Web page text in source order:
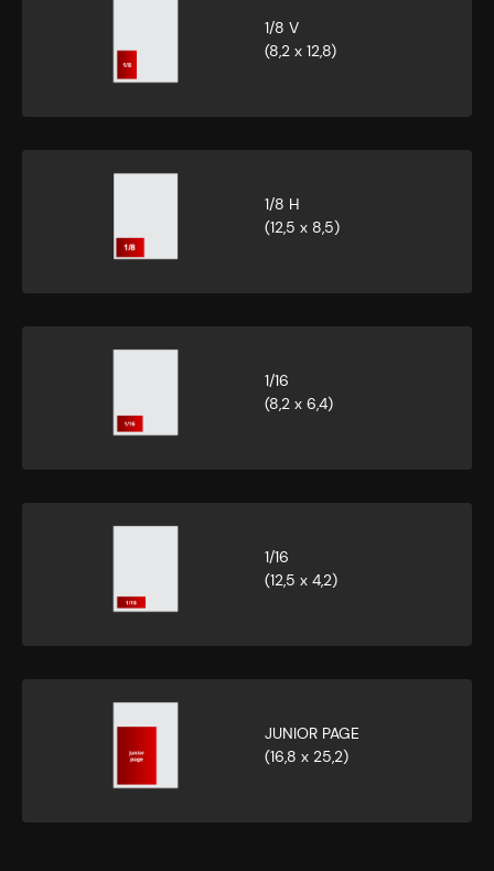
1/8 V
(8,2 x 12,8)
1/8 H
(12,5 x 8,5)
1/16
(8,2 x 6,4)
1/16
(12,5 x 4,2)
JUNIOR PAGE
(16,8 x 25,2)